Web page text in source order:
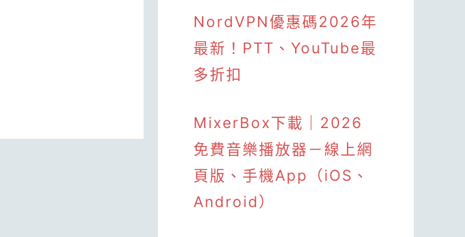
NordVPN優惠碼2026年
最新！PTT、YouTube最
多折扣
MixerBox下載｜2026
免費音樂播放器－線上網
頁版、手機App（iOS、
Android）